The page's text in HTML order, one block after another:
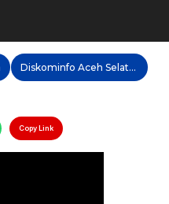
Diskominfo Aceh Selatan
Copy Link